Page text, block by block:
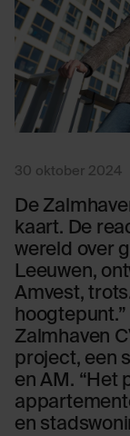
30 oktober 2024
De
kaart. De
wereld over
Leeuwen,
Amvest,
Zalmhaven
project, een
en AM. “Het
en